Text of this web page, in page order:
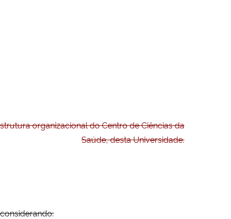
organizacional do Centro de Ciências da
Saúde, desta Universidade.